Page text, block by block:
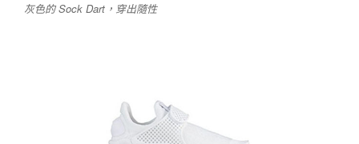
灰色的 Sock Dart，穿出隨性